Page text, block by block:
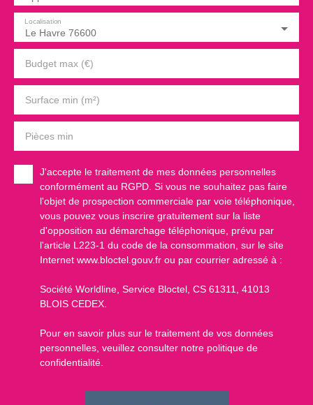
Le Havre 76600
Localisation
Budget max (€)
Surface min (m²)
Pièces min
J'accepte le traitement de mes données personnelles
conformément au RGPD. Si vous ne souhaitez pas faire
l'objet de prospection commerciale par voie téléphonique,
vous pouvez vous inscrire gratuitement sur la liste
d'opposition au démarchage téléphonique, prévu par
l'article L223-1 du code de la consommation, sur le site
Internet www.bloctel.gouv.fr ou par courrier adressé à :
Société Worldline, Service Bloctel, CS 61311, 41013
BLOIS CEDEX.
Pour en savoir plus sur le traitement de vos données
personnelles, veuillez consulter notre politique de
confidentialité